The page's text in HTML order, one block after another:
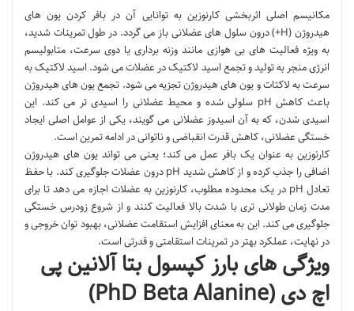
مکانیسم اصلی اثربخشی کارنوزین به توانایی آن در بافر کردن یون های
هیدروژن (H+) درون سلول های عضلانی باز می گردد. در طول تمرینات شدید،
به ویژه فعالیت های بی هوازی مانند وزنه برداری یا دوی سرعت، متابولیسم
انرژی منجر به تولید و تجمع اسید لاکتیک در عضلات می شود. اسید لاکتیک به
سرعت به لاکتات و یون های هیدروژن تجزیه می شود. تجمع یون های هیدروژن
باعث کاهش pH سلولی شده و محیط عضلانی را اسیدی تر می کند. این
اسیدی شدن، که به آن اسیدوز عضلانی می گویند، یکی از عوامل اصلی ایجاد
خستگی عضلانی، کاهش قدرت انقباضی و ناتوانی در ادامه تمرین است.
کارنوزین به عنوان یک بافر عمل می کند؛ یعنی می تواند یون های هیدروژن
اضافی را جذب کرده و از کاهش شدید pH درون عضلات جلوگیری کند. با حفظ
تعادل pH در یک محدوده مطلوب، کارنوزین به عضلات اجازه می دهد تا برای
مدت زمان طولانی تری با شدت بالا فعالیت کنند و از شروع زودرس خستگی
جلوگیری می کند. این به معنای افزایش استقامت عضلانی، بهبود توان خروجی و
در نهایت، عملکرد بهتر در تمرینات استقامتی و قدرتی است.
ویژگی های بارز کپسول بتا آلانین پی
اچ دی (PhD Beta Alanine)